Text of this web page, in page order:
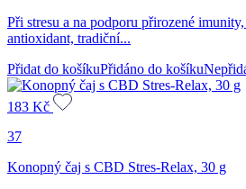
Při stresu a na podporu přirozené
antioxidant, tradiční...
Přidat do košíkuPřidáno do košíku
183 Kč
37
Konopný čaj s CBD Stres-Relax, 30 g